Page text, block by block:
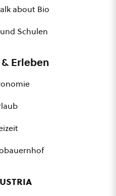
about Bio
Schulen
Erleben